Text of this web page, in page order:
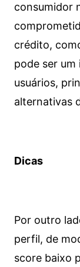
consumidor
crédito,
pode ser
usuários,
alternativas
Dicas
Por outro
perfil, de
score baixo